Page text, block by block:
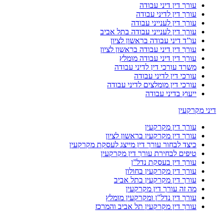
עורך דין דיני עבודה
עורך דין לדיני עבודה
עורך דין לענייני עבודה
עורך דין לענייני עבודה בתל אביב
עו”ד דיני עבודה בראשון לציון
עורך דין דיני עבודה בראשון לציון
עורך דין דיני עבודה מומלץ
משרד עורכי דין לדיני עבודה
עורכי דין לדיני עבודה
עורכי דין מומלצים לדיני עבודה
ייעוץ בדיני עבודה
דיני מקרקעין
עורך דין מקרקעין
עורך דין מקרקעין בראשון לציון
כיצד לבחור עורך דין מייצג לעסקת מקרקעין
טיפים לבחירת עורך דין מקרקעין
עורך דין בעסקת נדל”ן
עורך דין מקרקעין בחולון
עורך דין מקרקעין בתל אביב
מה זה עורך דין מקרקעין
עורך דין נדל"ן ומקרקעין מומלץ
עורך דין מקרקעין תל אביב והמרכז